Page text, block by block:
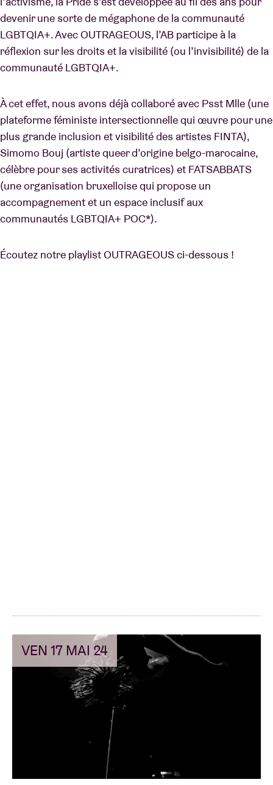
devenir une sorte de mégaphone de la communauté
LGBTQIA+. Avec OUTRAGEOUS, l’AB participe à la
réflexion sur les droits et la visibilité (ou l’invisibilité) de la
communauté LGBTQIA+.
À cet effet, nous avons déjà collaboré avec Psst Mlle (une
plateforme féministe intersectionnelle qui œuvre pour une
plus grande inclusion et visibilité des artistes FINTA),
Simomo Bouj (artiste queer d’origine belgo-marocaine,
célèbre pour ses activités curatrices) et FATSABBATS
(une organisation bruxelloise qui propose un
accompagnement et un espace inclusif aux
communautés LGBTQIA+ POC*).
Écoutez notre playlist OUTRAGEOUS ci-dessous !
VEN 17 MAI 24